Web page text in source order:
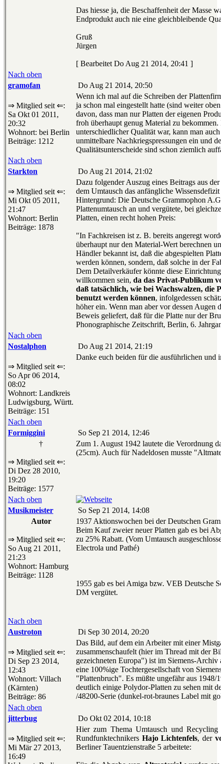
Das hiesse ja, die Beschaffenheit der Masse
Endprodukt auch nie eine gleichbleibende
Gruß
Jürgen
[ Bearbeitet Do Aug 21 2014, 20:41 ]
Nach oben
gramofan
Do Aug 21 2014, 20:50
⇒ Mitglied seit ⇐:
Sa Okt 01 2011,
20:32
Wohnort: bei Berlin
Beiträge: 1212
Wenn ich mal auf die Schreiben der
ja schon mal eingestellt hatte (sind weiter
davon, dass man nur Platten der eigenen
froh überhaupt genug Material zu
unterschiedlicher Qualität war, kann man
unmittelbare Nachkriegspressungen ein und
Qualitätsunterscheide sind schon ziemlich
Nach oben
Starkton
Do Aug 21 2014, 21:02
⇒ Mitglied seit ⇐:
Mi Okt 05 2011,
21:47
Wohnort: Berlin
Beiträge: 1878
Dazu folgender Auszug eines Beitrags aus
dem Umtausch das anfängliche
Hintergrund: Die Deutsche Grammophon
Plattenumtausch an und vergütete, bei
Platten, einen recht hohen Preis:
"In Fachkreisen ist z. B. bereits angeregt
überhaupt nur den Material-Wert berechnen
Händler bekannt ist, daß die abgespielten
werden können, sondern, daß solche in der
Dem Detailverkäufer könnte diese
willkommen sein, da das Privat-Publikum
daß tatsächlich, wie bei Wachswalzen, die
benutzt werden können, infolgedessen
höher ein. Wenn man aber vor dessen Augen
Beweis geliefert, daß für die Platte nur der
Phonographische Zeitschrift, Berlin, 6.
Nach oben
Nostalphon
Do Aug 21 2014, 21:19
⇒ Mitglied seit ⇐:
So Apr 06 2014,
08:02
Wohnort: Landkreis
Ludwigsburg, Württ.
Beiträge: 151
Danke euch beiden für die ausführlichen und
Nach oben
Formiggini
So Sep 21 2014, 12:46
†
⇒ Mitglied seit ⇐:
Di Dez 28 2010,
19:20
Beiträge: 1577
Zum 1. August 1942 lautete die Verordnung
(25cm). Auch für Nadeldosen musste
Nach oben
Musikmeister
So Sep 21 2014, 14:08
Autor
⇒ Mitglied seit ⇐:
So Aug 21 2011,
21:23
Wohnort: Hamburg
Beiträge: 1128
1937 Aktionswochen bei der Deutschen
Beim Kauf zweier neuer Platten gab es bei
zu 25% Rabatt. (Vom Umtausch
Electrola und Pathé)
1955 gab es bei Amiga bzw. VEB Deutsche
DM vergütet.
Nach oben
Austroton
Di Sep 30 2014, 20:20
⇒ Mitglied seit ⇐:
Di Sep 23 2014,
12:43
Wohnort: Villach
(Kärnten)
Beiträge: 86
Das Bild, auf dem ein Arbeiter mit einer
zusammenschaufelt (hier im Thread mit der
gezeichneten Europa") ist im Siemens-
eine 100%ige Tochtergesellschaft von
"Plattenbruch". Es müßte ungefähr aus
deutlich einige Polydor-Platten zu sehen mit
/48200-Serie (dunkel-rot-braunes Label mit
Nach oben
jitterbug
Do Okt 02 2014, 10:18
⇒ Mitglied seit ⇐:
Mi Mär 27 2013,
16:49
Hier zum Thema Umtausch und Recycling
Rundfunktechnikers Hajo Lichtenfels, der
Berliner Tauentzienstraße 5 arbeitete: